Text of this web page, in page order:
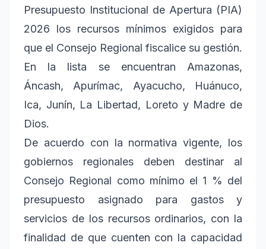
Presupuesto Institucional de Apertura (PIA)
2026 los recursos mínimos exigidos para
que el Consejo Regional fiscalice su gestión.
En la lista se encuentran Amazonas,
Áncash, Apurímac, Ayacucho, Huánuco,
Ica, Junín, La Libertad, Loreto y Madre de
Dios.
De acuerdo con la normativa vigente, los
gobiernos regionales deben destinar al
Consejo Regional como mínimo el 1 % del
presupuesto asignado para gastos y
servicios de los recursos ordinarios, con la
finalidad de que cuenten con la capacidad